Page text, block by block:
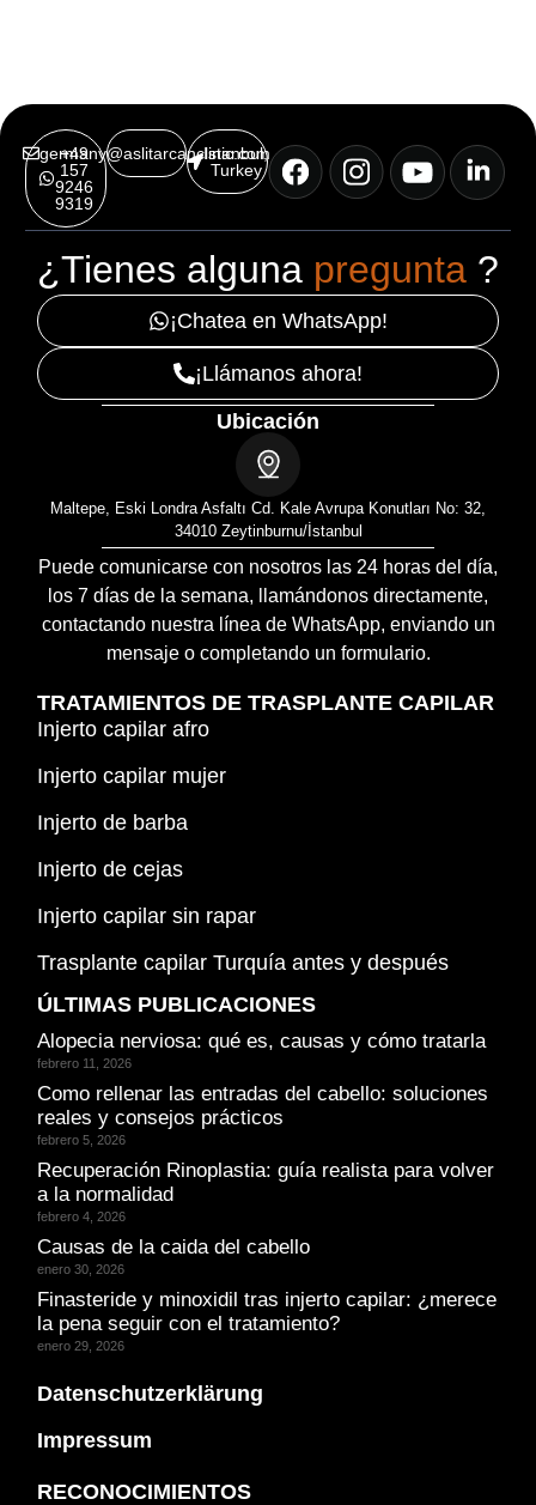
+49
157
9246
9319
germany@aslitarcanclinic.com
Istanbul,
Turkey
¿Tienes alguna pregunta ?
¡Chatea en WhatsApp!
¡Llámanos ahora!
Ubicación
Maltepe, Eski Londra Asfaltı Cd. Kale Avrupa Konutları No: 32,
34010 Zeytinburnu/İstanbul
Puede comunicarse con nosotros las 24 horas del día,
los 7 días de la semana, llamándonos directamente,
contactando nuestra línea de WhatsApp, enviando un
mensaje o completando un formulario.
TRATAMIENTOS DE TRASPLANTE CAPILAR
Injerto capilar afro
Injerto capilar mujer
Injerto de barba
Injerto de cejas
Injerto capilar sin rapar
Trasplante capilar Turquía antes y después
ÚLTIMAS PUBLICACIONES
Alopecia nerviosa: qué es, causas y cómo tratarla
febrero 11, 2026
Como rellenar las entradas del cabello: soluciones
reales y consejos prácticos
febrero 5, 2026
Recuperación Rinoplastia: guía realista para volver
a la normalidad
febrero 4, 2026
Causas de la caida del cabello
enero 30, 2026
Finasteride y minoxidil tras injerto capilar: ¿merece
la pena seguir con el tratamiento?
enero 29, 2026
Datenschutzerklärung
Impressum
RECONOCIMIENTOS